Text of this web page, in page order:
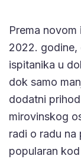
Prema
2022.
ispitanika u
dok samo
dodatni
mirovinskog
radi o radu na
popularan